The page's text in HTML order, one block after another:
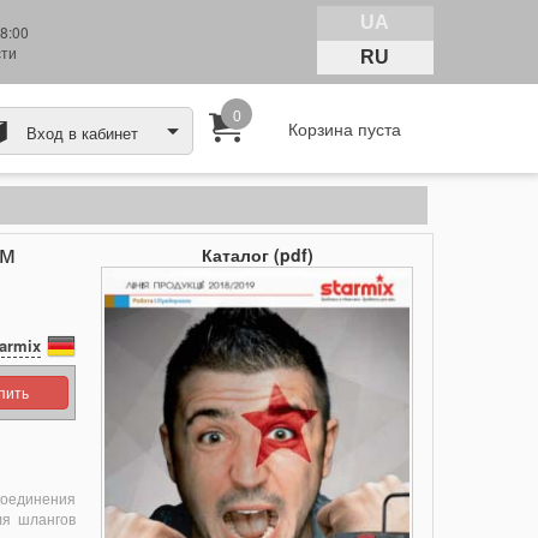
UA
RU
Вход в кабинет
0 Корзина пуста
шлангов
Каталог (pdf)